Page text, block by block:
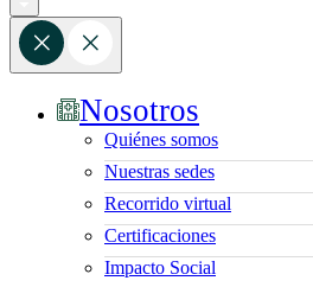
Nosotros
Quiénes somos
Nuestras sedes
Recorrido virtual
Certificaciones
Impacto Social